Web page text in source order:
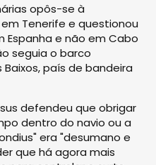
opôs-se à
Tenerife e questionou
e não em Cabo
seguia o barco
país de bandeira
defendeu que obrigar
dentro do navio ou a
era "desumano e
que há agora mais